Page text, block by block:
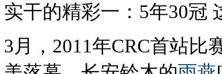
实干的精彩一：5年30冠
3月，2011年CRC首站比